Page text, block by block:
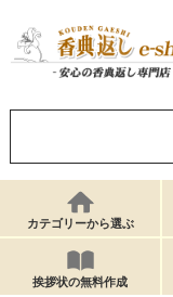
カテゴリーから選ぶ
挨拶状の無料作成